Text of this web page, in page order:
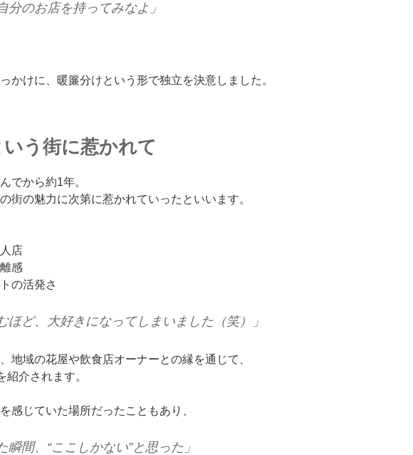
分のお店を持ってみなよ」
かけに、暖簾分けという形で独立を決意しました。
う街に惹かれて
でから約1年。
街の魅力に次第に惹かれていったといいます。
店
感
の活発さ
ほど、大好きになってしまいました（笑）」
地域の花屋や飲食店オーナーとの縁を通じて、
紹介されます。
感じていた場所だったこともあり、
瞬間、“ここしかない”と思った」